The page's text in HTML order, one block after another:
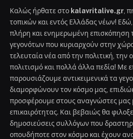
Καλώς ήρθατε στο kalavritalive.gr ,
τοπικών και εντός Ελλάδας νέων!
πλήρη και ενημερωμένη επισκόπηση
γεγονότων που κυριαρχούν στην
τελευταία νέα από την πολιτική, την
πολιτισμό και πολλά άλλα πεδία! Με
παρουσιάζουμε αντικειμενικά τα
διαμορφώνουν τον κόσμο μας,
προσφέρουμε στους αναγνώστες μας
επικαιρότητας. Και βεβαιώς θα
δημοσιεύσεις συλλόγων που
οπουδήποτε στον κόσμο και έχουν